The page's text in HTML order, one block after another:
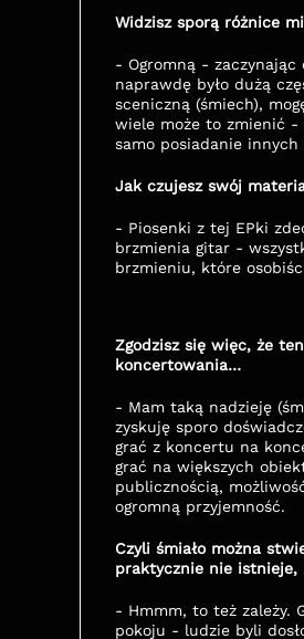
Widzisz sporą różnice
- Ogromną - zaczynając
naprawdę było dużą
sceniczną (śmiech),
wiele może to zmienić -
samo posiadanie
Jak czujesz swój
- Piosenki z tej EPki
brzmienia gitar -
brzmieniu, które
Zgodzisz się więc, że
koncertowania…
- Mam taką nadzieję
zyskuję sporo
grać z koncertu na
grać na większych
publicznością,
ogromną przyjemność.
Czyli śmiało można
praktycznie nie istnieje,
- Hmmm, to też zależy.
pokoju - ludzie byli